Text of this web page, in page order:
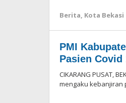
Berita, Kota Bekasi
PMI
Pasien Covid
CIKARANG PUSAT,
mengaku kebanjiran